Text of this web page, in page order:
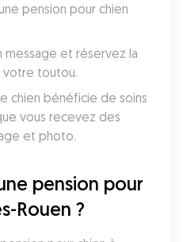
pension pour chien
message et réservez la
votre toutou.
chien bénéficie de soins
vous recevez des
et photo.
pension pour
Rouen ?